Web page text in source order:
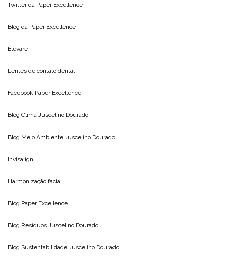
Twitter da Paper Excellence
Blog da Paper Excellence
Elevare
Lentes de contato dental
Facebook Paper Excellence
Blog Clima Juscelino Dourado
Blog Meio Ambiente Juscelino Dourado
Invisalign
Harmonização facial
Blog Paper Excellence
Blog Resíduos Juscelino Dourado
Blog Sustentabilidade Juscelino Dourado